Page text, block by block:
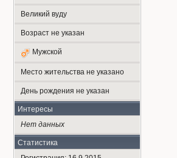
Великий вуду
Возраст не указан
Мужской
Место жительства не указано
День рождения не указан
Интересы
Нет данных
Статистика